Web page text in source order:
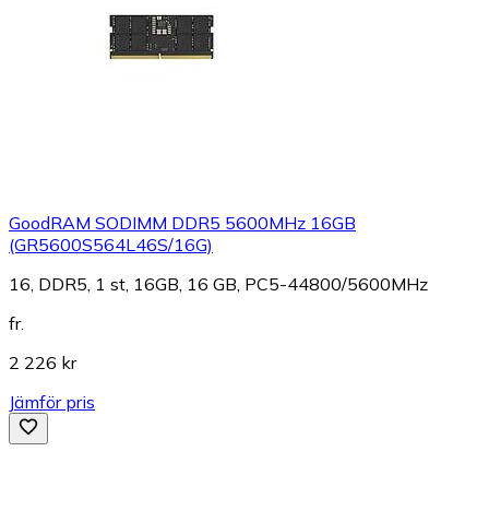
GoodRAM SODIMM DDR5 5600MHz 16GB
(GR5600S564L46S/16G)
16, DDR5, 1 st, 16GB, 16 GB, PC5-44800/5600MHz
fr.
2 226 kr
Jämför pris